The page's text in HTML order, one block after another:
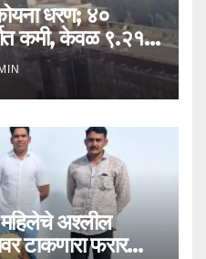
कोयना धरण; ४०
कमी, केवळ ९.२१
अश्लील
टाकणारा फरार